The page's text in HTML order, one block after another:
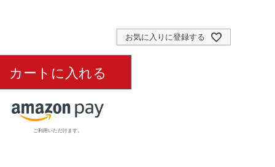
お気に入りに登録する
カートに入れる
ご利用いただけます。